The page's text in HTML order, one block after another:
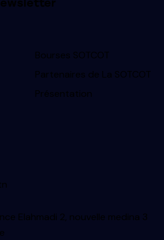
Bourses SOTCOT
Partenaires de La SOTCOT
Présentation
Elahmadi 2, nouvelle medina 3